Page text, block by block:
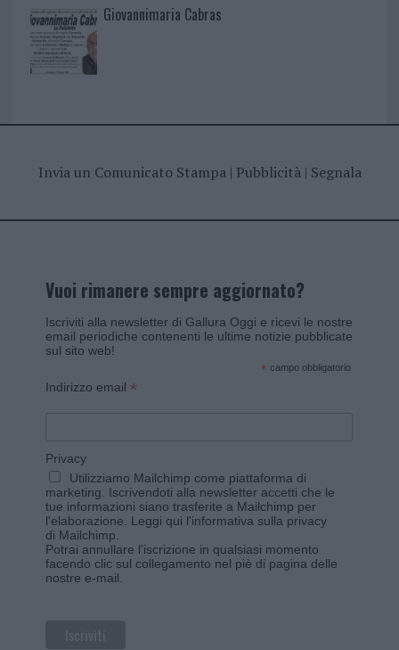
Giovannimaria Cabras
Invia un Comunicato Stampa| Pubblicità| Segnala
Vuoi rimanere sempre aggiornato?
Iscriviti alla newsletter di Gallura Oggi e ricevi le nostre
email periodiche contenenti le ultime notizie pubblicate
sul sito web!
* campo obbligatorio
Indirizzo email *
Privacy
Utilizziamo Mailchimp come piattaforma di
marketing. Iscrivendoti alla newsletter accetti che le
tue informazioni siano trasferite a Mailchimp per
l'elaborazione. Leggi qui l'informativa sulla privacy
di Mailchimp
Potrai annullare l'iscrizione in qualsiasi momento
facendo clic sul collegamento nel piè di pagina delle
nostre e-mail.